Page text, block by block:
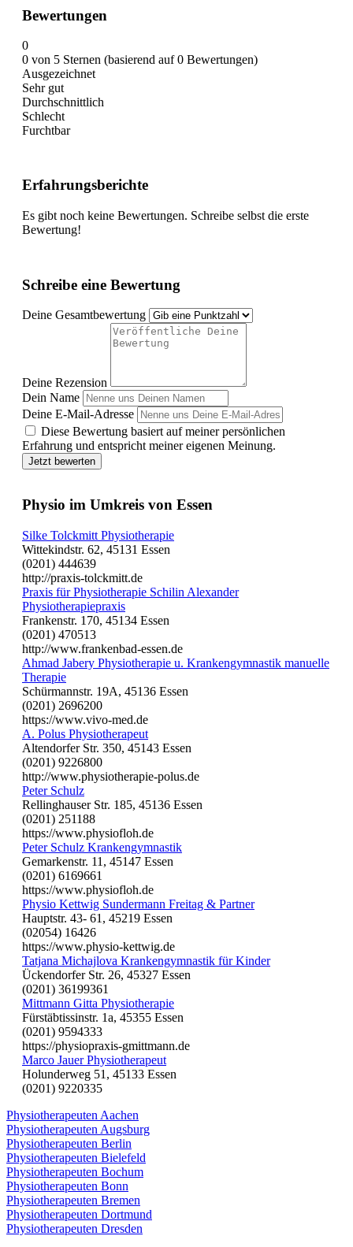
Bewertungen
0
0 von 5 Sternen (basierend auf 0 Bewertungen)
Ausgezeichnet
Sehr gut
Durchschnittlich
Schlecht
Furchtbar
Erfahrungsberichte
Es gibt noch keine Bewertungen. Schreibe selbst die erste
Bewertung!
Schreibe eine Bewertung
Deine Gesamtbewertung
Deine Rezension
Dein Name
Deine E-Mail-Adresse
Diese Bewertung basiert auf meiner persönlichen
Erfahrung und entspricht meiner eigenen Meinung.
Jetzt bewerten
Physio im Umkreis von Essen
Silke Tolckmitt Physiotherapie
Wittekindstr. 62, 45131 Essen
(0201) 444639
http://praxis-tolckmitt.de
Praxis für Physiotherapie Schilin Alexander
Physiotherapiepraxis
Frankenstr. 170, 45134 Essen
(0201) 470513
http://www.frankenbad-essen.de
Ahmad Jabery Physiotherapie u. Krankengymnastik manuelle
Therapie
Schürmannstr. 19A, 45136 Essen
(0201) 2696200
https://www.vivo-med.de
A. Polus Physiotherapeut
Altendorfer Str. 350, 45143 Essen
(0201) 9226800
http://www.physiotherapie-polus.de
Peter Schulz
Rellinghauser Str. 185, 45136 Essen
(0201) 251188
https://www.physiofloh.de
Peter Schulz Krankengymnastik
Gemarkenstr. 11, 45147 Essen
(0201) 6169661
https://www.physiofloh.de
Physio Kettwig Sundermann Freitag & Partner
Hauptstr. 43- 61, 45219 Essen
(02054) 16426
https://www.physio-kettwig.de
Tatjana Michajlova Krankengymnastik für Kinder
Ückendorfer Str. 26, 45327 Essen
(0201) 36199361
Mittmann Gitta Physiotherapie
Fürstäbtissinstr. 1a, 45355 Essen
(0201) 9594333
https://physiopraxis-gmittmann.de
Marco Jauer Physiotherapeut
Holunderweg 51, 45133 Essen
(0201) 9220335
Physiotherapeuten Aachen
Physiotherapeuten Augsburg
Physiotherapeuten Berlin
Physiotherapeuten Bielefeld
Physiotherapeuten Bochum
Physiotherapeuten Bonn
Physiotherapeuten Bremen
Physiotherapeuten Dortmund
Physiotherapeuten Dresden